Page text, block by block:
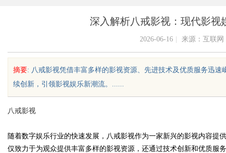
深入解析八戒影视：现代影视
2026-06-16 来源：互联网
摘要: 八戒影视凭借丰富多样的影视资源、先进技术及优质服务迅
续创新，引领影视娱乐新潮流。......
八戒影视
随着数字娱乐行业的快速发展，八戒影视作为一家新兴的影视内容提
仅致力于为观众提供丰富多样的影视资源，还通过技术创新和优质服
成人高考哪家机构函授站教学点
传统中小企业怎么靠